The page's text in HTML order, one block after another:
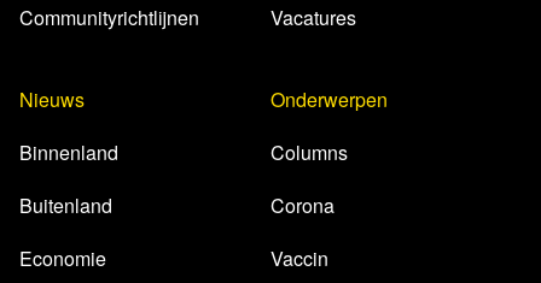
Communityrichtlijnen
Vacatures
Nieuws
Binnenland
Buitenland
Economie
Onderwerpen
Columns
Corona
Vaccin